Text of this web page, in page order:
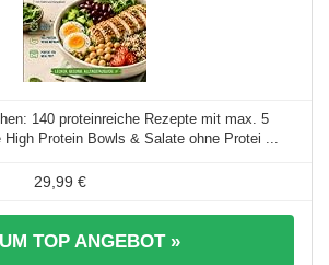
140 proteinreiche Rezepte mit max. 5
Protein Bowls & Salate ohne Protei ...
29,99 €
TOP ANGEBOT »